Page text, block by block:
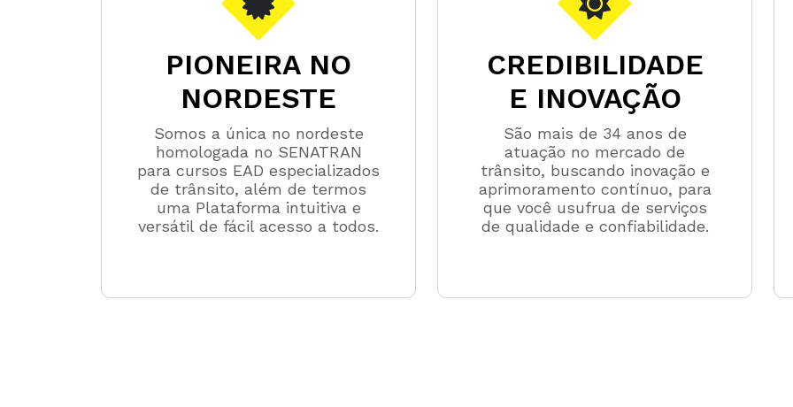
PIONEIRA NO
NORDESTE
Somos a única no nordeste
homologada no SENATRAN
para cursos EAD especializados
de trânsito, além de termos
uma Plataforma intuitiva e
versátil de fácil acesso a todos.
CREDIBILIDADE
E INOVAÇÃO
São mais de 34 anos de
atuação no mercado de
trânsito, buscando inovação e
aprimoramento contínuo, para
que você usufrua de serviços
de qualidade e confiabilidade.